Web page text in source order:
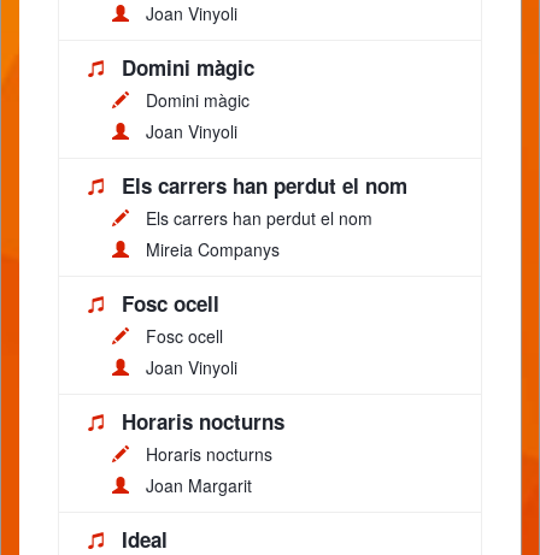
Joan Vinyoli
Domini màgic
Domini màgic
Joan Vinyoli
Els carrers han perdut el nom
Els carrers han perdut el nom
Mireia Companys
Fosc ocell
Fosc ocell
Joan Vinyoli
Horaris nocturns
Horaris nocturns
Joan Margarit
Ideal